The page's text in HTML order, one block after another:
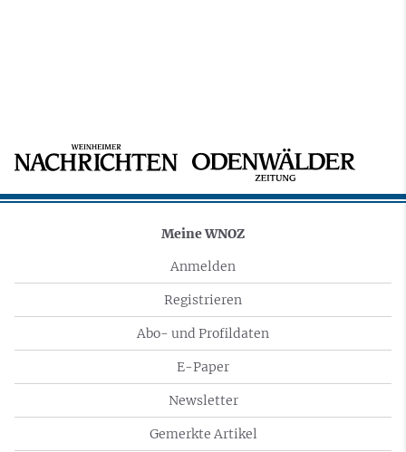
Meine WNOZ
Anmelden
Registrieren
Abo- und Profildaten
E-Paper
Newsletter
Gemerkte Artikel